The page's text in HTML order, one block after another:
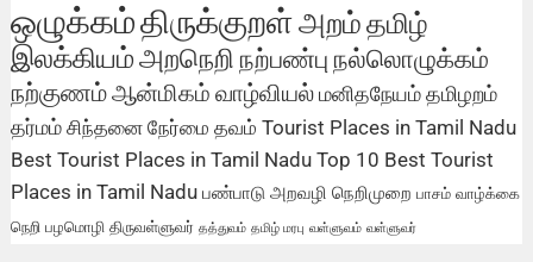
ஒழுக்கம்திருக்குறள்அறம்தமிழ்
இலக்கியம்அறநெறி நற்பண்பு நல்லொழுக்கம்
நற்குணம்ஆன்மிகம் வாழ்வியல்மனிதநேயம்தமிழறம்
தர்மம் சிந்தனை நேர்மை தவம் Tourist Places in Tamil Nadu
Best Tourist Places in Tamil Nadu Top 10 Best Tourist
Places in Tamil Nadu பண்பாடு அறவழி நெறிமுறை பாசம் வாழ்க்கை
நெறி பழமொழி திருவள்ளுவர் தத்துவம் தமிழ் மரபு வள்ளுவம் வள்ளுவர்